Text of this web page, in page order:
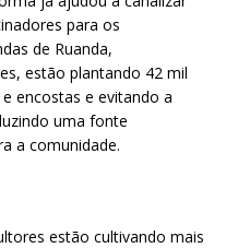
para os
de Ruanda,
estão plantando 42 mil
encostas e evitando a
uma fonte
a comunidade.
estão cultivando mais